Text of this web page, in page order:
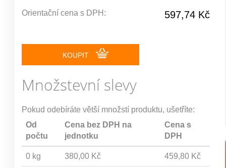
597,74 Kč
Orientační cena s DPH:
KOUPIT
Množstevní slevy
Pokud odebíráte větší množstí produktu, ušetříte:
Od
počtu
Cena bez DPH na
jednotku
Cena s
DPH
0 kg 380,00 Kč 459,80 Kč